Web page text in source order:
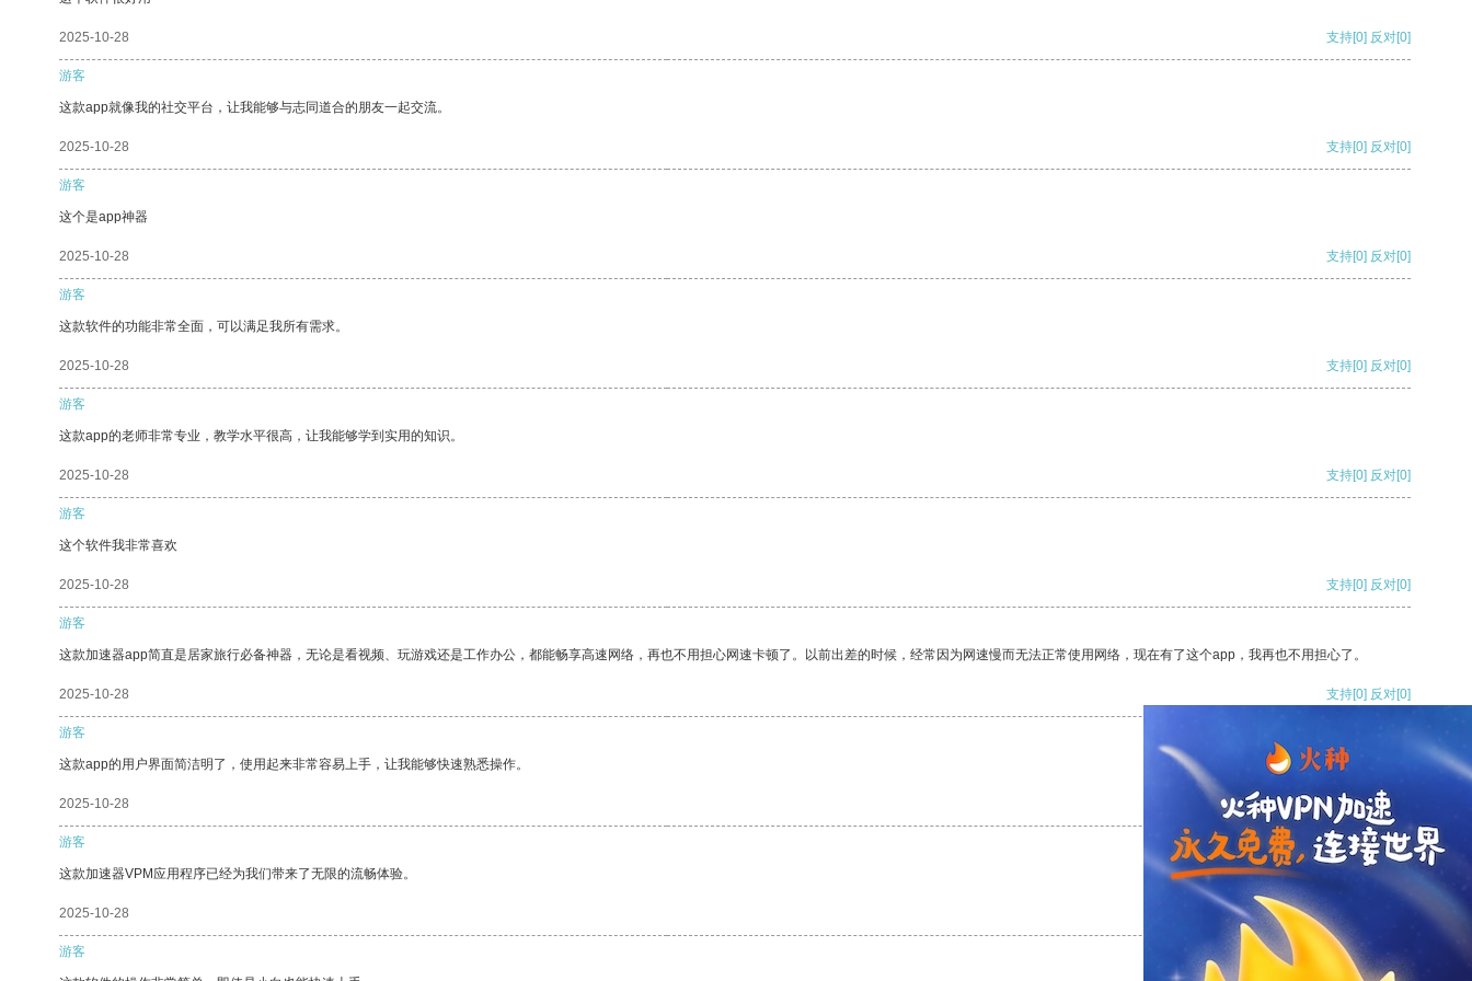
2025-10-28 支持[0] 反对[0]
游客
这款app就像我的社交平台，让我能够与志同道合的朋友一起交流。
2025-10-28 支持[0] 反对[0]
游客
这个是app神器
2025-10-28 支持[0] 反对[0]
游客
这款软件的功能非常全面，可以满足我所有需求。
2025-10-28 支持[0] 反对[0]
游客
这款app的老师非常专业，教学水平很高，让我能够学到实用的知识。
2025-10-28 支持[0] 反对[0]
游客
这个软件我非常喜欢
2025-10-28 支持[0] 反对[0]
游客
这款加速器app简直是居家旅行必备神器，无论是看视频、玩游戏还是工作办公，都能畅享高速网络，再也不用担心网速卡顿了。以前出差的时候，经常因为网速慢而无法正常使用网络，现在有了这个app，我再也不用担心了。
2025-10-28 支持[0] 反对[0]
游客
这款app的用户界面简洁明了，使用起来非常容易上手，让我能够快速熟悉操作。
2025-10-28 支持[0] 反对
游客
这款加速器VPM应用程序已经为我们带来了无限的流畅体验。
2025-10-28 支持
游客